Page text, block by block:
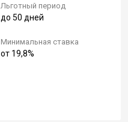
Льготный период
до 50 дней
Минимальная ставка
от 19,8%